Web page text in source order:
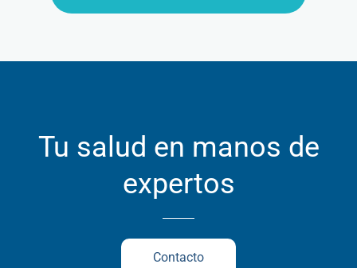
Tu salud en manos de
expertos
Contacto